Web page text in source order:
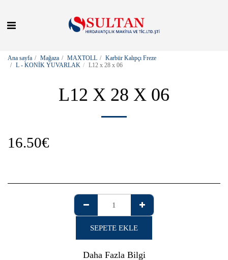
Ana sayfa Mağaza MAXTOLL
Karbür Kalıpçı Freze
L - KONİK YUVARLAK
L12 x 28 x 06
L12 X 28 X 06
16.50€
SEPETE EKLE
Daha Fazla Bilgi